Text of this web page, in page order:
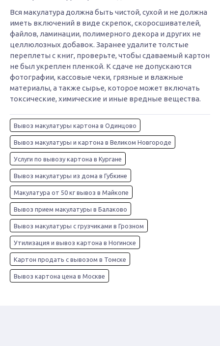
Вся макулатура должна быть чистой, сухой и не должна
иметь включений в виде скрепок, скоросшивателей,
файлов, ламинации, полимерного декора и других не
целлюлозных добавок. Заранее удалите толстые
переплеты с книг, проверьте, чтобы сдаваемый картон
не был укреплен пленкой. К сдаче не допускаются
фотографии, кассовые чеки, грязные и влажные
материалы, а также сырье, которое может включать
токсические, химические и иные вредные вещества.
Вывоз макулатуры картона в Одинцово
Вывоз макулатуры и картона в Великом Новгороде
Услуги по вывозу картона в Кургане
Вывоз макулатуры из дома в Губкине
Макулатура от 50 кг вывоз в Майкопе
Вывоз прием макулатуры в Балаково
Вывоз макулатуры с грузчиками в Грозном
Утилизация и вывоз картона в Ногинске
Картон продать с вывозом в Томске
Вывоз картона цена в Москве